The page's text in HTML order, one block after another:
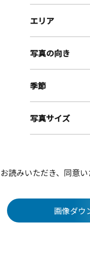
エリア
写真の向き
季節
写真サイズ
読みいただき、同意
画像ダウ